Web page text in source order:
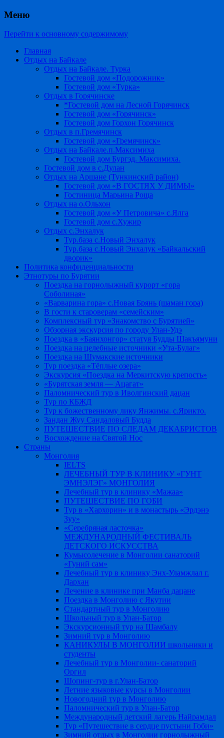
Меню
Перейти к основному содержимому
Главная
Отдых на Байкале
Отдых на Байкале. Турка
Гостевой дом «Подорожник»
Гостевой дом «Турка»
Отдых в Горячинске
*Гостевой дом на Лесной Горячинск
Гостевой дом «Горячинск»
Гостевой дом Горхон Горячинск
Отдых в п.Гремячинск
Гостевой дом «Гремячинск»
Отдых на Байкале.п.Максимиха
Гостевой дом Бургэд. Максимиха.
Гостевой дом в с.Дулан
Отдых на Аршане (Тункинский район)
Гостевой дом «В ГОСТЯХ У ДИМЫ»
Гостиница Марьина Роща
Отдых на о.Ольхон
Гостевой дом «У Петровича» с.Ялга
Гостевой дом с.Хужир
Отдых с.Энхалук
Тур.база с.Новый Энхалук
Тур.база с.Новый Энхалук «Байкальский
дворик»
Политика конфиденциальности
Этнотуры по Бурятии
Поездка на горнолыжный курорт «гора
Соболиная»
«Варварина гора» с.Новая Брянь (шаман гора)
В гости к староверам «семейским»
Комплексный тур «Знакомство с Бурятией»
Обзорная экскурсия по городу Улан-Удэ
Поездка в «Баянхонгор» статуя Будды Шакъямуни
Поездка на целебные источники «Ута-Булаг»
Поездка на Шумакские источники
Тур поездка «Тёплые озера»
Экскурсия «Поездка на Меркитскую крепость»
«Бурятская земля — Ацагат»
Паломнический тур в Иволгинский дацан
Тур по КБЖД
Тур к божественному лику Янжимы. с.Ярикто.
Зандан Жуу Сандаловый Будда
ПУТЕШЕСТВИЕ ПО СЛЕДАМ ДЕКАБРИСТОВ
Восхождение на Святой Нос
Страны
Монголия
IELTS
ЛЕЧЕБНЫЙ ТУР В КЛИНИКУ «ГУНТ
ЭМНЭЛЭГ» МОНГОЛИЯ
Лечебный тур в клинику «Мажаа»
ПУТЕШЕСТВИЕ ПО ГОБИ
Тур в «Хархорин» и в монастырь «Эрдэнэ
Зуу»
«Серебряная ласточка»
МЕЖДУНАРОДНЫЙ ФЕСТИВАЛЬ
ДЕТСКОГО ИСКУССТВА
Кумысолечение в Монголии санаторий
«Гуний сам»
Лечебный тур в клинику Энх-Уламжлал г.
Дархан
Лечение в клинике при Манба дацане
Поездка в Монголию c Якутии
Стандартный тур в Монголию
Школьный тур в Улан-Батор
Экскурсионный тур на Шамбалу
Зимний тур в Монголию
КАНИКУЛЫ В МОНГОЛИИ школьники и
студенты
Лечебный тур в Монголии- санаторий
Оргил
Шопинг-тур в г.Улан-Батор
Летние языковые курсы в Монголии
Новогодний тур в Монголию
Паломнический тур в Улан-Батор
Международный детский лагерь Найрамдал
Тур «Путешествие в сердце пустыни Гоби»
Зимний отдых в Монголии горнолыжный